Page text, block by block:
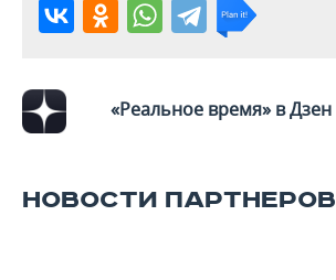
«Реальное время» в Дзен
НОВОСТИ ПАРТНЕРОВ